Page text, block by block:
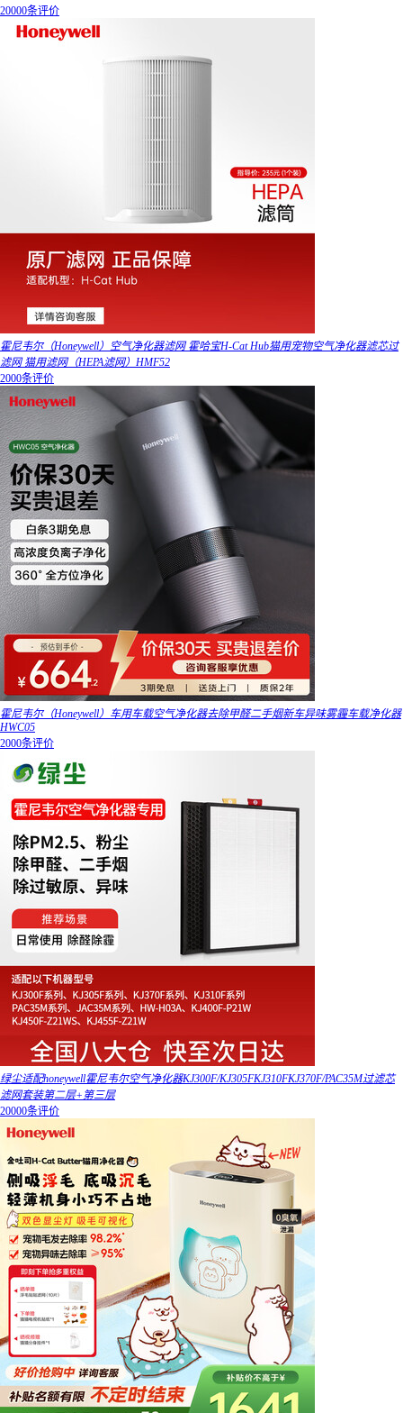
20000条评价
霍尼韦尔（Honeywell）空气净化器滤网 霍哈宝H-Cat Hub猫用宠物空气净化器滤芯过
滤网 猫用滤网（HEPA滤网）HMF52
2000条评价
霍尼韦尔（Honeywell）车用车载空气净化器去除甲醛二手烟新车异味雾霾车载净化器
HWC05
2000条评价
绿尘适配honeywell霍尼韦尔空气净化器KJ300F/KJ305FKJ310FKJ370F/PAC35M过滤芯
滤网套装第二层+第三层
20000条评价